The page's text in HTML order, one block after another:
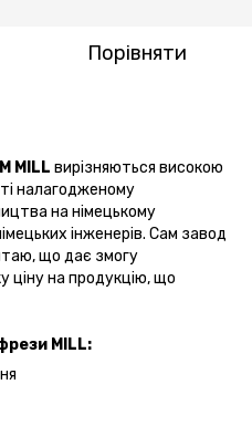
Порівняти
MILL вирізняються високою
налагодженому
на німецькому
інженерів. Сам завод
що дає змогу
ціну на продукцію, що
MILL: